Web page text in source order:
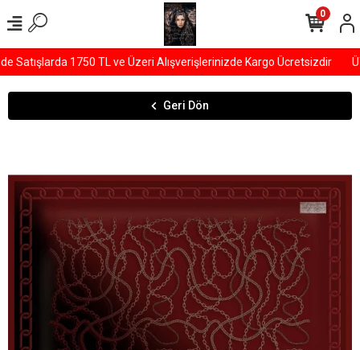
1750 TL ve Üzeri Alışverişlerinizde Kargo Ücretsizdir
0
Geri Dön